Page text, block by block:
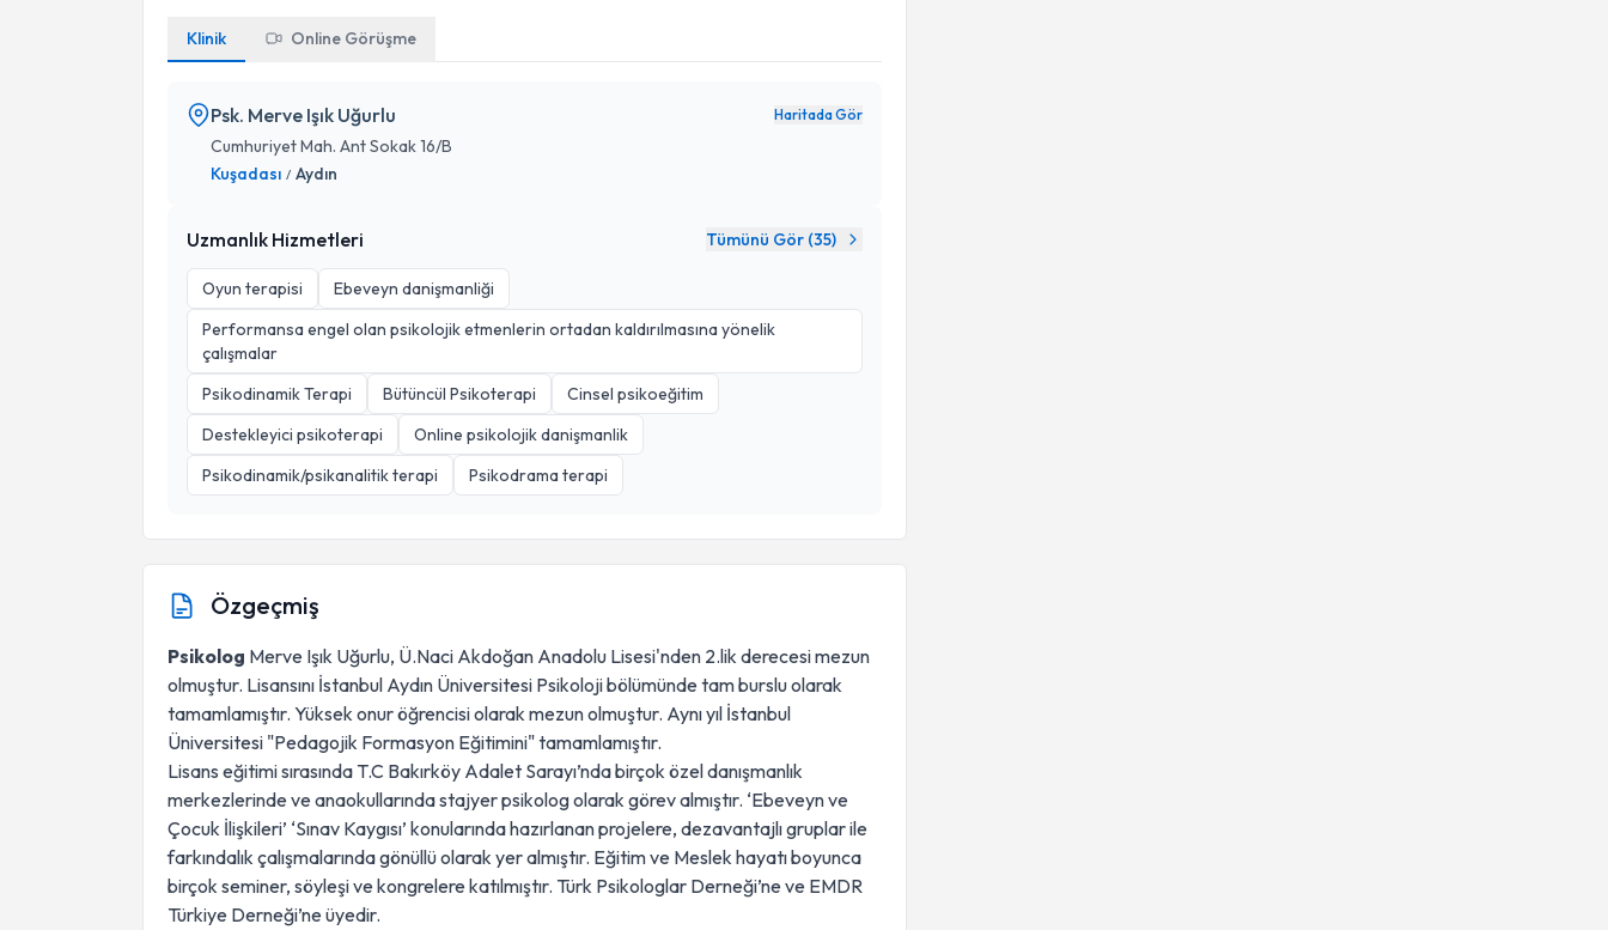
Klinik Online Görüşme
Psk. Merve Işık Uğurlu Haritada Gör
Cumhuriyet Mah. Ant Sokak 16/B
Kuşadası / Aydın
Uzmanlık Hizmetleri Tümünü Gör (35)
Oyun terapisi
Ebeveyn danişmanliği
Performansa engel olan psikolojik etmenlerin ortadan kaldırılmasına yönelik
çalışmalar
Psikodinamik Terapi
Bütüncül Psikoterapi
Cinsel psikoeğitim
Destekleyici psikoterapi
Online psikolojik danişmanlik
Psikodinamik/psikanalitik terapi
Psikodrama terapi
Özgeçmiş
Psikolog Merve Işık Uğurlu, Ü.Naci Akdoğan Anadolu Lisesi'nden 2.lik derecesi mezun
olmuştur. Lisansını İstanbul Aydın Üniversitesi Psikoloji bölümünde tam burslu olarak
tamamlamıştır. Yüksek onur öğrencisi olarak mezun olmuştur. Aynı yıl İstanbul
Üniversitesi "Pedagojik Formasyon Eğitimini" tamamlamıştır.
Lisans eğitimi sırasında T.C Bakırköy Adalet Sarayı’nda birçok özel danışmanlık
merkezlerinde ve anaokullarında stajyer psikolog olarak görev almıştır. ‘Ebeveyn ve
Çocuk İlişkileri’ ‘Sınav Kaygısı’ konularında hazırlanan projelere, dezavantajlı gruplar ile
farkındalık çalışmalarında gönüllü olarak yer almıştır. Eğitim ve Meslek hayatı boyunca
birçok seminer, söyleşi ve kongrelere katılmıştır. Türk Psikologlar Derneği’ne ve EMDR
Türkiye Derneği’ne üyedir.